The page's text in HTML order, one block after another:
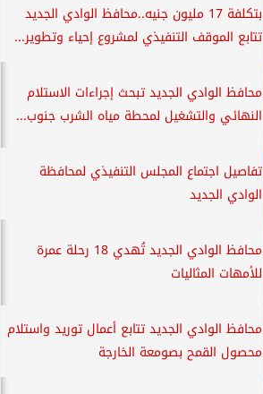
بتكلفة 17 مليون جنيه..محافظ الوادي الجديد
تتابع الموقف التنفيذي لمشروع إحياء وتطوير...
محافظ الوادي الجديد تبحث إجراءات الاستلام
النهائي والتشغيل لمحطة مياه الشرب جنوب...
تفاصيل اجتماع المجلس التنفيذي لمحافظة
الوادي الجديد
محافظ الوادي الجديد تُهدي 18 رحلة عمرة
للأمهات المثاليات
محافظ الوادي الجديد تتابع أعمال توريد واستلام
محصول القمح بصومعة الخارجة